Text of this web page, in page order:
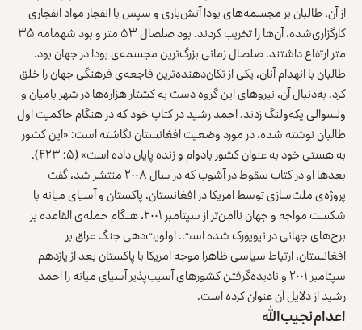
از آن، طالبان بر مجسمه‌های بودا آتش‌باری و سپس با انفجار مواد انفجاری
کارگزاری‌شده، آن‌ها را تخریب کردند. بود صلصال ۵۳ متر و بود شهمامه ۳۵
متر ارتفاع داشتند. صلصال زمانی بزرگ‌ترین مجسمه‌ی بودا در جهان بود.
طالبان با انهدام آنان، یکی از تکان‌دهنده‌ترین فاجعه‌ی فرهنگی جهان را خلق
کرد. به‌دنبال آن، نیروهای این گروه دست به کشتار هزاره‌ها در شهر بامیان و
ولسوالی یکه‌ولنگ زدند. احمد رشید در کتاب خود که در هنگام حاکمیت اول
طالبان نوشته شده، در مورد وضعیت افغانستان نگاشته است: «این کشور
به هستی خود به عنوان کشور بادوام و زنده پایان داده است» (۵: ۴۲۳).
بعدها او در کتاب سقوط در آشوب که در سال ۲۰۰۸ منتشر شد، گفت
پروژه‌ی ملت‌سازی توسط امریکا در افغانستان، پاکستان و آسیای میانه با
شکست مواجه و جهانناامن‌تر
از سپتامبر ۲۰۰۱، هنگام حمله‌ی القاعده بر
برج‌های جهانی در نیویورک شده است. اولویت‌دهی جنگ عراق بر
افغانستان، ارتباط سیاسی ظاهرا موجه امریکا با پاکستان بعد از یازدهم
سپتامبر ۲۰۰۱ و نادیده‌گرفتن کشورهای آسیب‌پذیر آسیای میانه را احمد
رشید از دلایل آن عنوان کرده است.
اعدام نجیب‌الله